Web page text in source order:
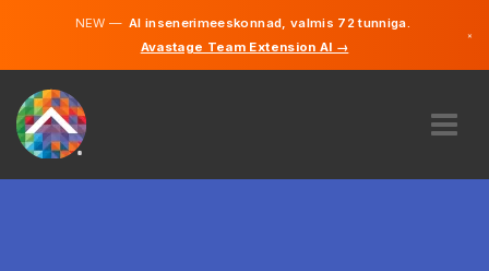
NEW —AI insenerimeeskonnad, valmis 72 tunniga.
Avastage Team Extension AI →
×